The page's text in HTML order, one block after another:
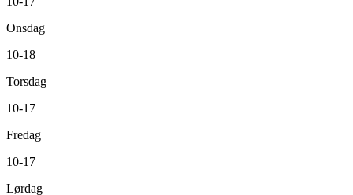
Onsdag
10-18
Torsdag
10-17
Fredag
10-17
Lørdag